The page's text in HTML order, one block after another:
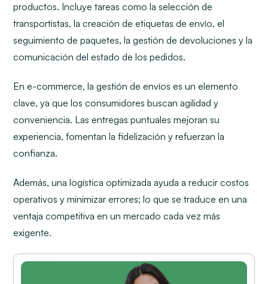
productos. Incluye tareas como la selección de
transportistas, la creación de etiquetas de envío, el
seguimiento de paquetes, la gestión de devoluciones y la
comunicación del estado de los pedidos.
En e-commerce, la gestión de envíos es un elemento
clave, ya que los consumidores buscan agilidad y
conveniencia. Las entregas puntuales mejoran su
experiencia, fomentan la fidelización y refuerzan la
confianza.
Además, una logística optimizada ayuda a reducir costos
operativos y minimizar errores; lo que se traduce en una
ventaja competitiva en un mercado cada vez más
exigente.